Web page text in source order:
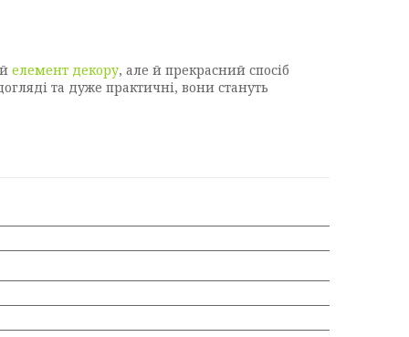
елемент декору, але й прекрасний спосіб
та дуже практичні, вони стануть